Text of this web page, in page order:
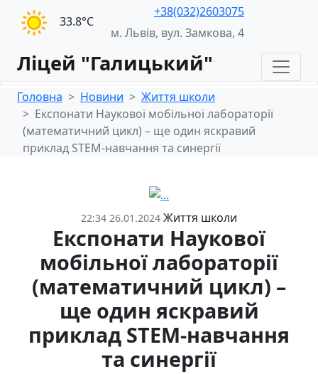
33.8°С
+38(032)2603075
м. Львів, вул. Замкова, 4
Ліцей "Галицький"
Головна Новини
Життя школи
Експонати Наукової мобільної лабораторії
(математичний цикл) – ще один яскравий
приклад STEM-навчання та синергії
22:34 26.01.2024 Життя школи
Експонати Наукової
мобільної лабораторії
(математичний цикл) –
ще один яскравий
приклад STEM-навчання
та синергії